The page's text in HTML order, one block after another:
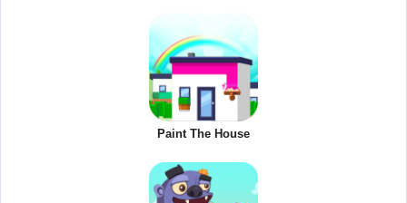
Paint The House